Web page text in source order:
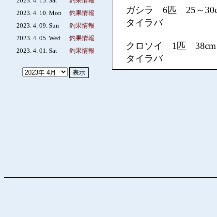
2023. 4. 10. Mon
釣果情報
2023. 4. 09. Sun
釣果情報
2023. 4. 05. Wed
釣果情報
2023. 4. 01. Sat
釣果情報
ガシラ 6匹 25～
タイラバ
クロソイ 1匹
タイラバ